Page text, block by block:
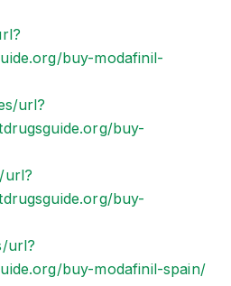
buy-modafinil-
url?
buy-
url?
buy-
url?
buy-modafinil-spain/